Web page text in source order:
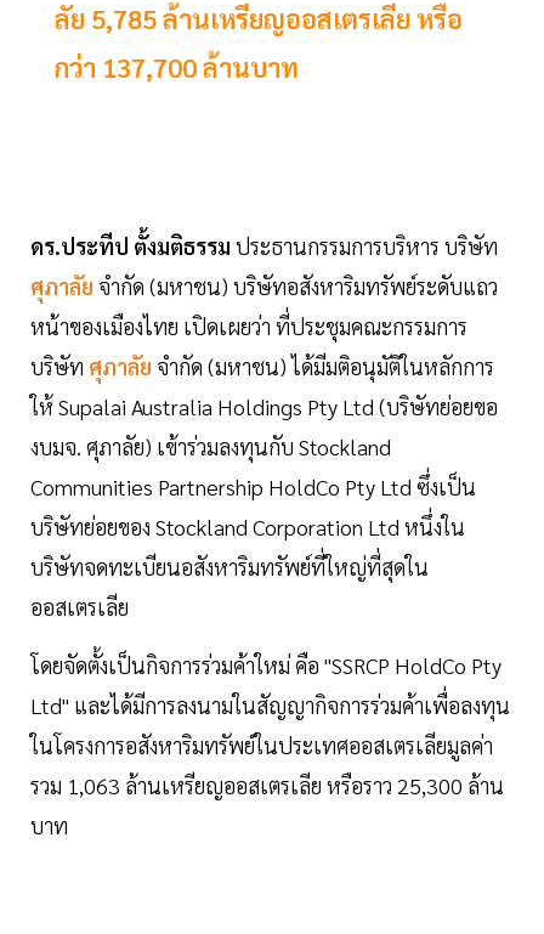
ลัย 5,785 ล้านเหรียญออสเตรเลีย หรือ
กว่า 137,700 ล้านบาท
ดร.ประทีป ตั้งมติธรรม ประธานกรรมการบริหาร บริษัท
ศุภาลัย จำกัด (มหาชน) บริษัทอสังหาริมทรัพย์ระดับแถว
หน้าของเมืองไทย เปิดเผยว่า ที่ประชุมคณะกรรมการ
บริษัท ศุภาลัย จำกัด (มหาชน) ได้มีมติอนุมัติในหลักการ
ให้ Supalai Australia Holdings Pty Ltd (บริษัทย่อยขอ
งบมจ. ศุภาลัย) เข้าร่วมลงทุนกับ Stockland
Communities Partnership HoldCo Pty Ltd ซึ่งเป็น
บริษัทย่อยของ Stockland Corporation Ltd หนึ่งใน
บริษัทจดทะเบียนอสังหาริมทรัพย์ที่ใหญ่ที่สุดใน
ออสเตรเลีย
โดยจัดตั้งเป็นกิจการร่วมค้าใหม่ คือ "SSRCP HoldCo Pty
Ltd" และได้มีการลงนามในสัญญากิจการร่วมค้าเพื่อลงทุน
ในโครงการอสังหาริมทรัพย์ในประเทศออสเตรเลียมูลค่า
รวม 1,063 ล้านเหรียญออสเตรเลีย หรือราว 25,300 ล้าน
บาท